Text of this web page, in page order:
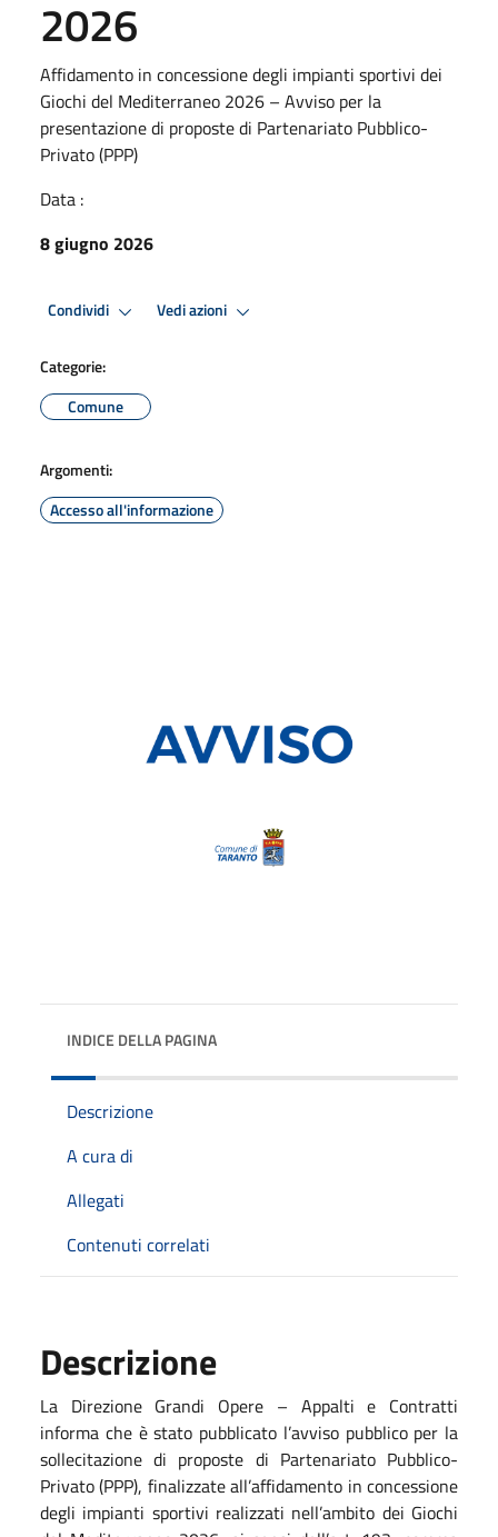
2026
Affidamento in concessione degli impianti sportivi dei
Giochi del Mediterraneo 2026 – Avviso per la
presentazione di proposte di Partenariato Pubblico-
Privato (PPP)
Data :
8 giugno 2026
Condividi Vedi azioni
Categorie:
Comune
Argomenti:
Accesso all'informazione
INDICE DELLA PAGINA
Descrizione
A cura di
Allegati
Contenuti correlati
Descrizione
La Direzione Grandi Opere – Appalti e Contratti
informa che è stato pubblicato l’avviso pubblico per la
sollecitazione di proposte di Partenariato Pubblico-
Privato (PPP), finalizzate all’affidamento in concessione
degli impianti sportivi realizzati nell’ambito dei Giochi